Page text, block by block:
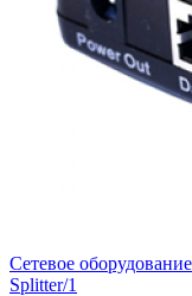
Сетевое
Splitter/1